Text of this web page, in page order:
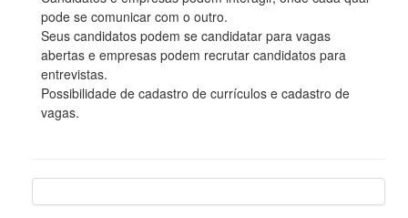
pode se comunicar com o outro.
Seus candidatos podem se candidatar para vagas
abertas e empresas podem recrutar candidatos para
entrevistas.
Possibilidade de cadastro de currículos e cadastro de
vagas.